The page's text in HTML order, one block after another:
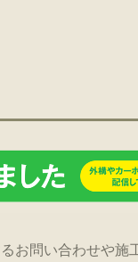
お問い合わせや施